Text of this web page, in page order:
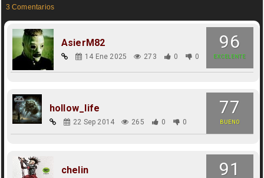
3 Comentarios
96
EXCELENTE
AsierM82
14 Ene 2025 273 0 0
77
BUENO
hollow_life
22 Sep 2014 265 0 0
91
chelin